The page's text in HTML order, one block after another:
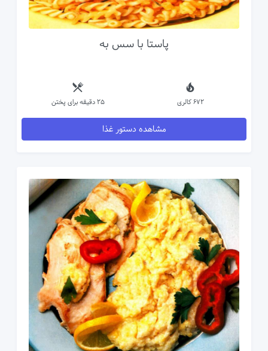
پاستا با سس به
672 کالری 25 دقیقه برای پختن
مشاهده دستور غذا